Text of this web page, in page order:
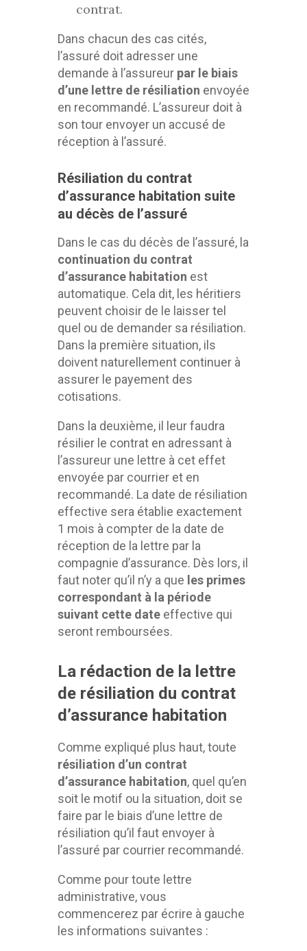
contrat.
Dans chacun des cas cités,
l’assuré doit adresser une
demande à l’assureur par le biais
d’une lettre de résiliation envoyée
en recommandé. L’assureur doit à
son tour envoyer un accusé de
réception à l’assuré.
Résiliation du contrat
d’assurance habitation suite
au décès de l’assuré
Dans le cas du décès de l’assuré, la
continuation du contrat
d’assurance habitation est
automatique. Cela dit, les héritiers
peuvent choisir de le laisser tel
quel ou de demander sa résiliation.
Dans la première situation, ils
doivent naturellement continuer à
assurer le payement des
cotisations.
Dans la deuxième, il leur faudra
résilier le contrat en adressant à
l’assureur une lettre à cet effet
envoyée par courrier et en
recommandé. La date de résiliation
effective sera établie exactement
1 mois à compter de la date de
réception de la lettre par la
compagnie d’assurance. Dès lors, il
faut noter qu’il n’y a que les primes
correspondant à la période
suivant cette date effective qui
seront remboursées.
La rédaction de la lettre
de résiliation du contrat
d’assurance habitation
Comme expliqué plus haut, toute
résiliation d’un contrat
d’assurance habitation, quel qu’en
soit le motif ou la situation, doit se
faire par le biais d’une lettre de
résiliation qu’il faut envoyer à
l’assuré par courrier recommandé.
Comme pour toute lettre
administrative, vous
commencerez par écrire à gauche
les informations suivantes :